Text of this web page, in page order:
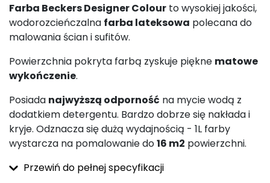
Farba Beckers Designer Colour to wysokiej jakości,
wodorozcieńczalna farba lateksowa polecana do
malowania ścian i sufitów.
Powierzchnia pokryta farbą zyskuje piękne matowe
wykończenie.
Posiada najwyższą odporność na mycie wodą z
dodatkiem detergentu. Bardzo dobrze się nakłada i
kryje. Odznacza się dużą wydajnością - 1L farby
wystarcza na pomalowanie do16 m2 powierzchni.
Przewiń do pełnej specyfikacji